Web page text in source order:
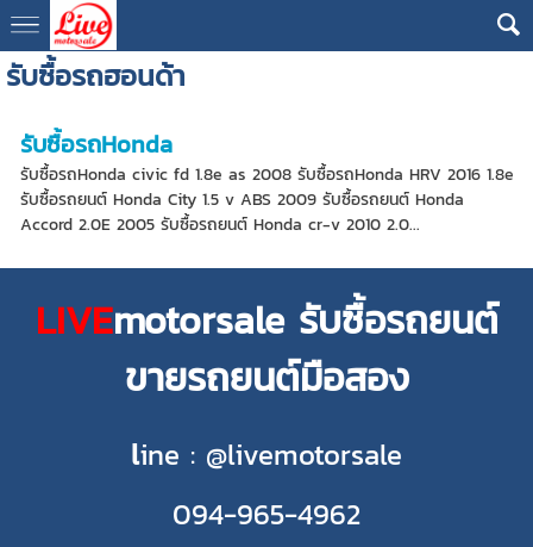
รับซื้อรถฮอนด้า
รับซื้อรถHonda
รับซื้อรถHonda civic fd 1.8e as 2008 รับซื้อรถHonda HRV 2016 1.8e
รับซื้อรถยนต์ Honda City 1.5 v ABS 2009 รับซื้อรถยนต์ Honda
Accord 2.0E 2005 รับซื้อรถยนต์ Honda cr-v 2010 2.0...
LIVEmotorsale รับซื้อรถยนต์
ขายรถยนต์มือสอง
line : @livemotorsale
094-965-4962